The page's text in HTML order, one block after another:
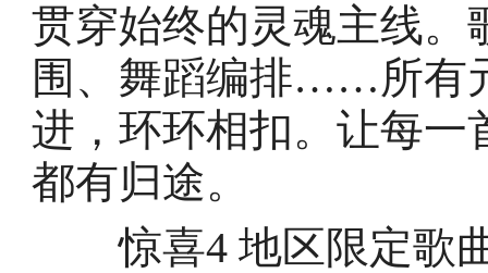
贯穿始终的灵魂主线。
围、舞蹈编排……所有
进，环环相扣。让每一
都有归途。
惊喜4 地区限定歌